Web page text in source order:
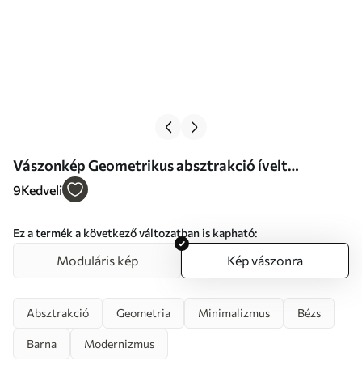
Vászonkép Geometrikus absztrakció ívelt
vonalakkal és bézs árnyalatokkal Nr s46320
9Kedveli
Ez a termék a következő változatban is kapható:
Moduláris kép Kép vászonra
Absztrakció Geometria Minimalizmus Bézs
Barna Modernizmus